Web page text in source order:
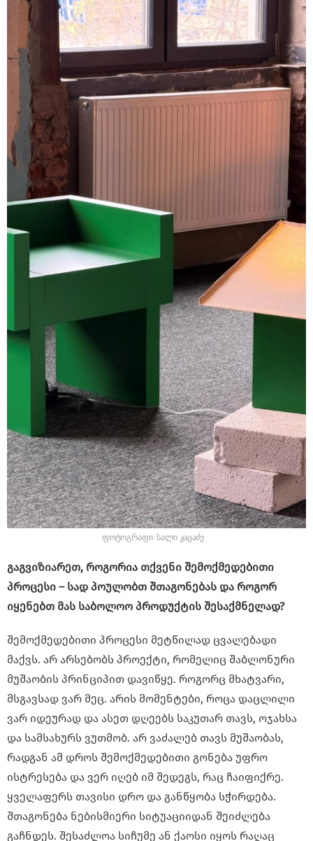
ფოტოგრაფი: სალი კაცაძე
გაგვიზიარეთ, როგორია თქვენი შემოქმედებითი
პროცესი – სად პოულობთ შთაგონებას და როგორ
იყენებთ მას საბოლოო პროდუქტის შესაქმნელად?
შემოქმედებითი პროცესი მეტწილად ცვალებადი
მაქვს. არ არსებობს პროექტი, რომელიც შაბლონური
მუშაობის პრინციპით დავიწყე. როგორც მხატვარი,
მსგავსად ვარ მეც. არის მომენტები, როცა დაცლილი
ვარ იდეურად და ასეთ დღეებს საკუთარ თავს, ოჯახსა
და სამსახურს ვუთმობ. არ ვაძალებ თავს მუშაობას,
რადგან ამ დროს შემოქმედებითი გონება უფრო
ისტრესება და ვერ იღებ იმ შედეგს, რაც ჩაიფიქრე.
ყველაფერს თავისი დრო და განწყობა სჭირდება.
შთაგონება ნებისმიერი სიტუაციიდან შეიძლება
გაჩნდეს. შესაძლოა სიჩუმე ან ქაოსი იყოს რაღაც